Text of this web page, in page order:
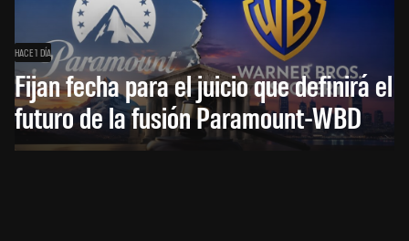
HACE 1 DÍA
Fijan fecha para el juicio que definirá el
futuro de la fusión Paramount-WBD